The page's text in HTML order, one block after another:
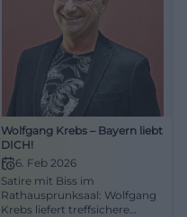
Wolfgang Krebs – Bayern liebt
DICH!
6. Feb 2026
Satire mit Biss im
Rathausprunksaal: Wolfgang
Krebs liefert treffsichere